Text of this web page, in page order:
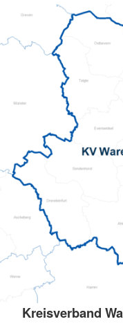
Kreisverband